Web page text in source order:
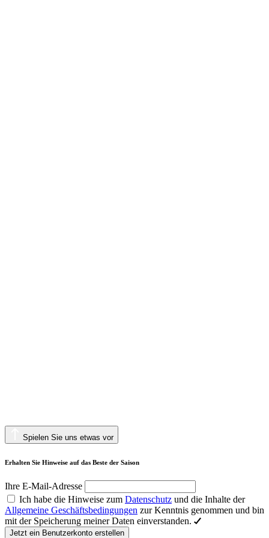
Spielen Sie uns etwas vor
Erhalten Sie Hinweise auf das Beste der Saison
Ihre E-Mail-Adresse
Ich habe die Hinweise zum Datenschutz und die Inhalte der
Allgemeine Geschäftsbedingungen zur Kenntnis genommen und bin
mit der Speicherung meiner Daten einverstanden.
Jetzt ein Benutzerkonto erstellen